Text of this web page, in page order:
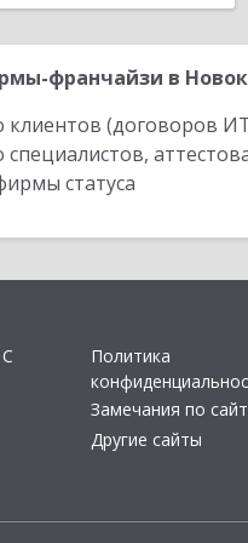
франчайзи в
клиентов (договоров
специалистов,
статуса
Политика
Замечания по
Другие сайты